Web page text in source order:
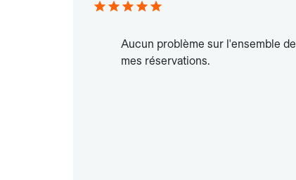
Aucun problème sur l'ensemble de
mes réservations.